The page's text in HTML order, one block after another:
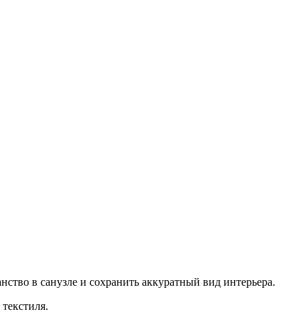
в санузле и сохранить аккуратный вид интерьера.